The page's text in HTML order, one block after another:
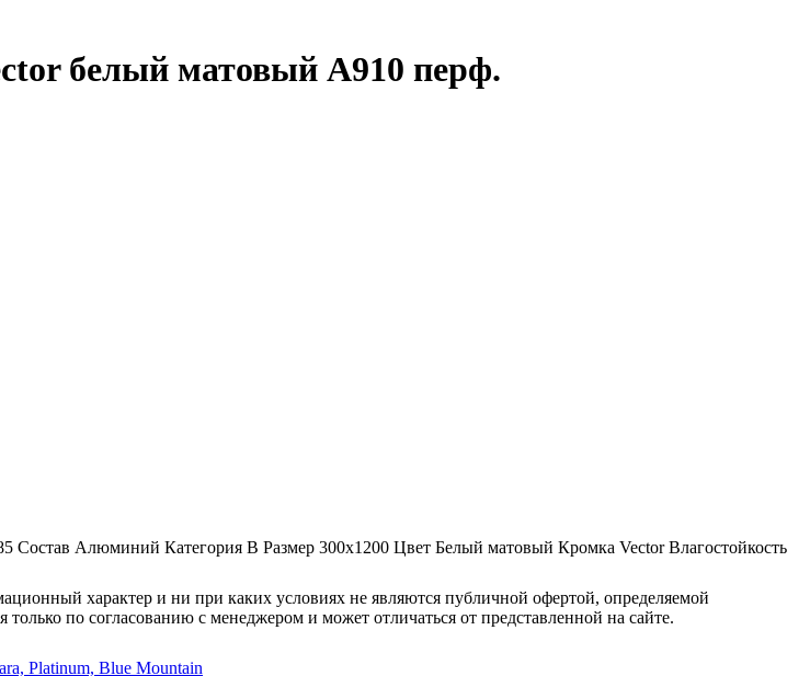
белый матовый А910 перф.
Состав Алюминий Категория B Размер 300x1200 Цвет Белый матовый Кромка Vector Влагостойкость
характер и ни при каких условиях не являются публичной офертой, определяемой
по согласованию с менеджером и может отличаться от представленной на сайте.